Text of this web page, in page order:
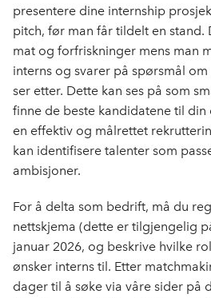
presentere dine internship
pitch, før man får tildelt en stand.
mat og forfriskninger mens man
interns og svarer på spørsmål
ser etter. Dette kan ses på som
finne de beste kandidatene til
en effektiv og målrettet
kan identifisere talenter som
ambisjoner.
For å delta som bedrift, må du
nettskjema (dette er tilgjengelig
januar 2026, og beskrive hvilke
ønsker interns til. Etter
dager til å søke via våre sider på